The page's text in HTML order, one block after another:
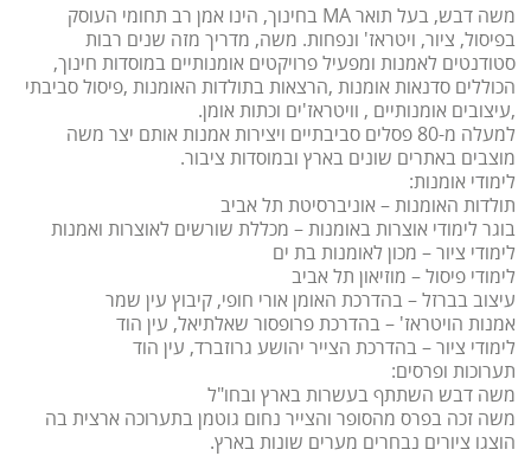
משה דבש, בעל תואר MA בחינוך, הינו אמן רב תחומי העוסק
בפיסול, ציור, ויטראז' ונפחות. משה, מדריך מזה שנים רבות
סטודנטים לאמנות ומפעיל פרויקטים אומנותיים במוסדות חינוך,
הכוללים סדנאות אומנות ,הרצאות בתולדות האומנות ,פיסול סביבתי
,עיצובים אומנותיים , וויטראז'ים וכתות אומן.
למעלה מ-80 פסלים סביבתיים ויצירות אמנות אותם יצר משה
מוצבים באתרים שונים בארץ ובמוסדות ציבור.
לימודי אומנות:
תולדות האומנות – אוניברסיטת תל אביב
בוגר לימודי אוצרות באומנות – מכללת שורשים לאוצרות ואמנות
לימודי ציור – מכון לאומנות בת ים
לימודי פיסול – מוזיאון תל אביב
עיצוב בברזל – בהדרכת האומן אורי חופי, קיבוץ עין שמר
אמנות הויטראז' – בהדרכת פרופסור שאלתיאל, עין הוד
לימודי ציור – בהדרכת הצייר יהושע גרוזברד, עין הוד
תערוכות ופרסים:
משה דבש השתתף בעשרות בארץ ובחו"ל
משה זכה בפרס מהסופר והצייר נחום גוטמן בתערוכה ארצית בה
הוצגו ציורים נבחרים מערים שונות בארץ.